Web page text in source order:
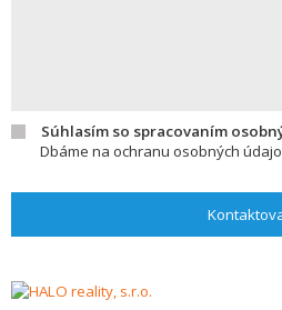
Súhlasím so spracovaním
Dbáme na ochranu osobných